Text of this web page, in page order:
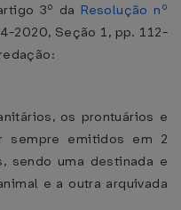
3º da Resolução nº
2020, Seção 1, pp. 112-
os prontuários e
sempre emitidos em 2
sendo uma destinada e
e a outra arquivada